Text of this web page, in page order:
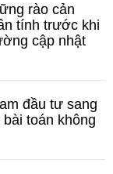
rào cản
tính trước khi
cập nhật
đầu tư sang
toán không